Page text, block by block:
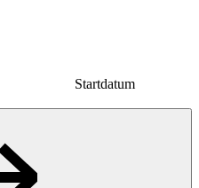
Startdatum